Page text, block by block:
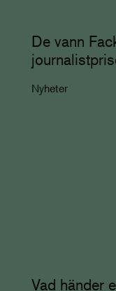
De vann
Nyheter
Vad händer